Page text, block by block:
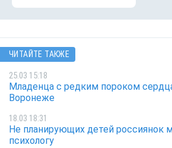
ЧИТАЙТЕ ТАКЖЕ
25.03 15:18
Младенца с редким пороком
Воронеже
18.03 18:31
Не планирующих детей россиянок
психологу